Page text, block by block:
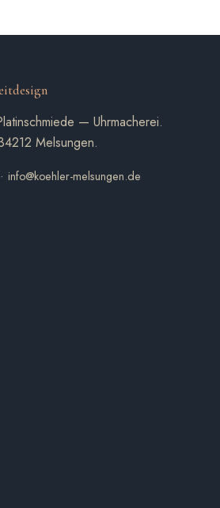
— Uhrmacherei.
Melsungen.
info@koehler-melsungen.de